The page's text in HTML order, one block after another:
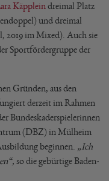
Käpplein dreimal Platz
und dreimal
2019 im Mixed). Auch sie
Sportfördergruppe der
Gründen, aus den
derzeit im Rahmen
Bundeskaderspielerinnen
(DBZ) in Mülheim
beginnen. „Ich
so die gebürtige Baden-